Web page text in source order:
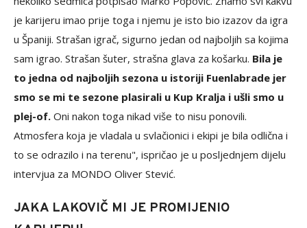
je karijeru imao prije toga i njemu je isto bio izazov da igra
u Španiji. Strašan igrač, sigurno jedan od najboljih sa kojima
sam igrao. Strašan šuter, strašna glava za košarku. Bila je
to jedna od najboljih sezona u istoriji Fuenlabrade jer
smo se mi te sezone plasirali u Kup Kralja i ušli smo u
plej-of. Oni nakon toga nikad više to nisu ponovili.
Atmosfera koja je vladala u svlačionici i ekipi je bila odlična i
to se odrazilo i na terenu", ispričao je u posljednjem dijelu
intervjua za MONDO Oliver Stević.
JAKA LAKOVIČ MI JE PROMIJENIO